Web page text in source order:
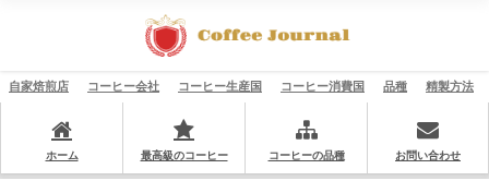
自家焙煎店 コーヒー会社 コーヒー生産国 コーヒー消費国 品種 精製方法
ホーム 最高級のコーヒー コーヒーの品種 お問い合わせ